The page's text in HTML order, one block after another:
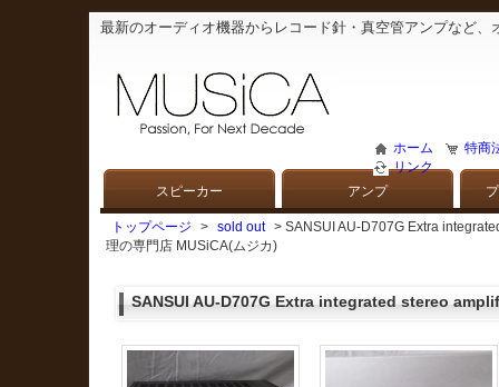
最新のオーディオ機器からレコード針・真空管アンプなど
ホーム
特商
リンク
スピーカー アンプ
トップページ > sold out
> SANSUI AU-D707G Extra
理の専門店 MUSiCA(ムジカ)
SANSUI AU-D707G Extra integrated stereo